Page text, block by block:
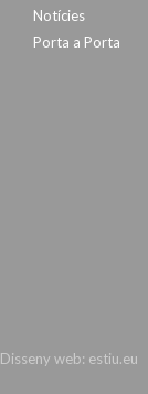
Notícies
Porta a Porta
Disseny web: estiu.eu